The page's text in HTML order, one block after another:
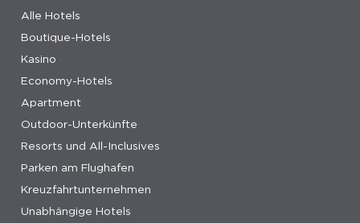
Alle Hotels
Boutique-Hotels
Kasino
Economy-Hotels
Apartment
Outdoor-Unterkünfte
Resorts und All-Inclusives
Parken am Flughafen
Kreuzfahrtunternehmen
Unabhängige Hotels